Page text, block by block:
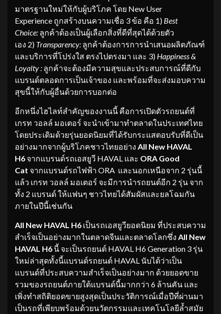
มาตรฐานใหม่ให้กับผู้บริโภค โดย New User
Experience ถูกสร้างบนความเชื่อ 3 ข้อ คือ 1) Best
Choice: ลูกค้าต้องเป็นผู้เลือกสิ่งที่ดีที่สุดได้ด้วยตัว
เอง 2) Transparency: ลูกค้าต้องการการนำเสนอผลิตภัณฑ์
และบริการที่โปร่งใส ตรงไปตรงมา และ 3) Happiness &
Loyalty : ลูกค้าจะต้องมีความสุขและประสบการณ์ที่ดีกับ
แบรนด์ตลอดการเป็นเจ้าของ และพร้อมที่จะส่งมอบความ
สุขนี้ให้กับผู้อื่นด้วยการบอกต่อ
อีกหนึ่งไฮไลท์สำคัญของงานนี้ คือการเปิดตัวรถยนต์ที่
เกรท วอลล์ มอเตอร์ จะนำเข้ามาทำตลาดในประเทศไทย
โดยประเดิมด้วยรุ่นยอดนิยมที่ได้รับกระแสตอบรับที่ดีเป็น
อย่างมากจากผู้บริโภคชาวไทยอย่าง All New HAVAL
H6 จากแบรนด์รถเอสยูวี HAVAL และ ORA Good
Cat จากแบรนด์รถไฟฟ้า ORA และนอกเหนือจาก 2 รุ่นนี้
แล้ว เกรท วอลล์ มอเตอร์ จะมีการนำรถยนต์อีก 2 รุ่น จาก
ทั้ง 2 แบรนด์ ให้แฟนๆ ชาวไทยได้สัมผัสและยลโฉมกัน
ภายในปีนี้เช่นกัน
All New HAVAL H6 เป็นรถเอสยูวียอดนิยม ที่ประสบความ
สำเร็จเป็นอย่างมากในตลาดจีนและตลาดโลกซึ่ง All New
HAVAL H6 นี้ จะเป็นรถยนต์ HAVAL H6 Generation 3 รุ่น
ใหม่ล่าสุดทั้งนี้แบรนด์รถยนต์ HAVAL นับได้ว่าเป็น
แบรนด์ที่ประสบความสำเร็จเป็นอย่างมาก ด้วยยอดขาย
รวมของรถยนต์ภายใต้แบรนด์นี้มากกว่า 6 ล้านคัน และ
เพิ่งทำสถิติยอดขายสูงสุดเป็นประวัติการณ์เมื่อปีที่ผ่านมา
เป็นรถที่เพียบพร้อมด้วยนวัตกรรมและเทคโนโลยีล้ำสมัย